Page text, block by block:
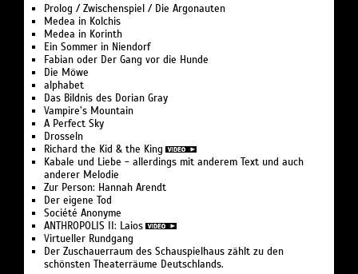
Prolog / Zwischenspiel / Die Argonauten
Medea in Kolchis
Medea in Korinth
Ein Sommer in Niendorf
Fabian oder Der Gang vor die Hunde
Die Möwe
alphabet
Das Bildnis des Dorian Gray
Vampire’s Mountain
A Perfect Sky
Drosseln
Richard the Kid & the King
Kabale und Liebe - allerdings mit anderem Text und auch
anderer Melodie
Zur Person: Hannah Arendt
Der eigene Tod
Société Anonyme
ANTHROPOLIS II: Laios
Virtueller Rundgang
Der Zuschauerraum des Schauspielhaus zählt zu den
schönsten Theaterräume Deutschlands.